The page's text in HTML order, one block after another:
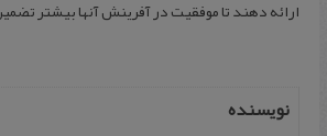
ارائه دهند تا موفقیت در آفرینش آنها بیشتر
نویسنده